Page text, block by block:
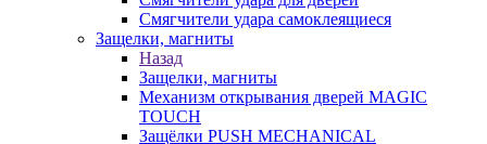
Cмягчители удара самоклеящиеся
Защелки, магниты
Назад
Защелки, магниты
Механизм открывания дверей MAGIC
TOUCH
Защёлки PUSH MECHANICAL